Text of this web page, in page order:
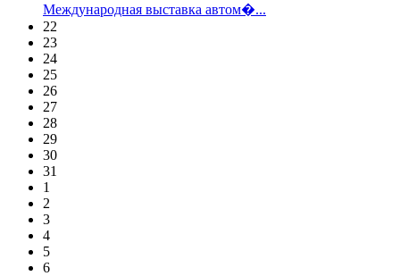
Международная выставка автом�...
22
23
24
25
26
27
28
29
30
31
1
2
3
4
5
6